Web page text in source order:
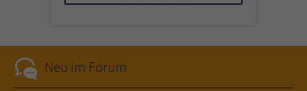
Neu im Forum